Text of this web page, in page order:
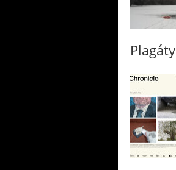
Plagáty